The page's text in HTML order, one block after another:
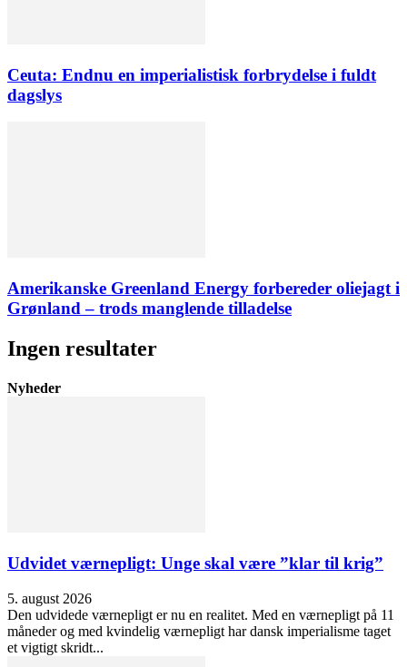
Ceuta: Endnu en imperialistisk forbrydelse i fuldt
dagslys
Amerikanske Greenland Energy forbereder oliejagt i
Grønland – trods manglende tilladelse
Ingen resultater
Nyheder
Udvidet værnepligt: Unge skal være ”klar til krig”
5. august 2026
Den udvidede værnepligt er nu en realitet. Med en værnepligt på 11
måneder og med kvindelig værnepligt har dansk imperialisme taget
et vigtigt skridt...